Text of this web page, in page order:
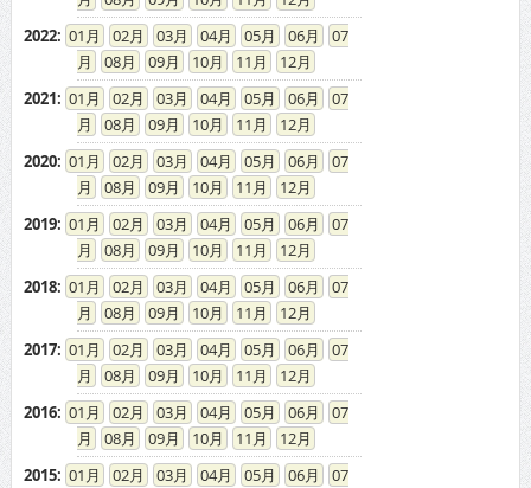
2022: 01 02 03 04 05 06
07
08
09 10 11
12
2021: 01 02 03 04 05 06
07
08
09 10 11
12
2020: 01 02 03 04 05 06
07
08
09 10 11
12
2019: 01 02 03 04 05 06
07
08
09 10 11
12
2018: 01 02 03 04 05 06
07
08
09 10 11
12
2017: 01 02 03 04 05 06
07
08
09 10 11
12
2016: 01 02 03 04 05 06
07
08
09 10 11
12
2015: 01 02 03 04 05 06
07